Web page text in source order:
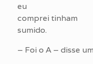
eu
comprei tinham
sumido.
– Foi o A – disse